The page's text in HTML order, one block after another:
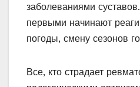
заболеваниями
первыми начинают
погоды, смену сезонов
Все, кто страдает